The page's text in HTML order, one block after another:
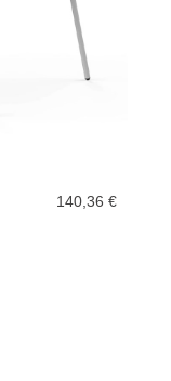
140,36 €